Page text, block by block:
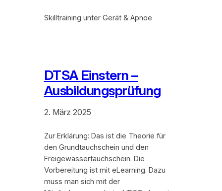
Skilltraining unter Gerät & Apnoe
DTSA Einstern –
Ausbildungsprüfung
2. März 2025
Zur Erklärung: Das ist die Theorie für
den Grundtauchschein und den
Freigewässertauchschein. Die
Vorbereitung ist mit eLearning. Dazu
muss man sich mit der